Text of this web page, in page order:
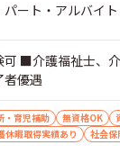
パート・アルバイト
■介護福祉士、
者優遇
・育児補助 無資格OK
休暇取得実績あり 社会保